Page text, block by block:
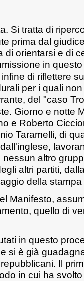
Si tratta di
prima dal
di orientarsi e di
in
di riflettere
per i quali
del "caso
Giorno e notte
e Roberto
Taramelli, di
altro
altri partiti,
della
Manifesto,
quello di
in questo
si è già
Il
in cui ha